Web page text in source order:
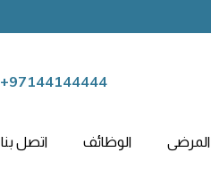
+97144144444
الوظائف اتصل بنا